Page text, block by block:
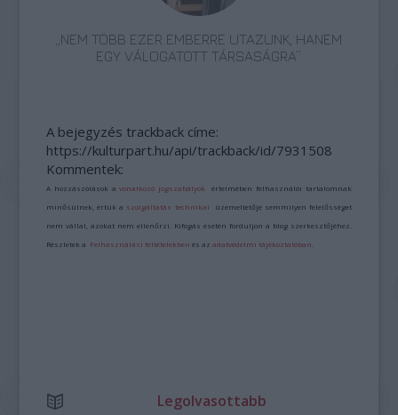
„NEM TÖBB EZER EMBERRE UTAZUNK, HANEM
EGY VÁLOGATOTT TÁRSASÁGRA”
A bejegyzés trackback címe:
https://kulturpart.hu/api/trackback/id/7931508
Kommentek:
A hozzászólások avonatkozó jogszabályok értelmében felhasználói tartalomnak
minősülnek, értük a szolgáltatás technikai üzemeltetője semmilyen felelősséget
nem vállal, azokat nem ellenőrzi. Kifogás esetén forduljon a blog szerkesztőjéhez.
Részletek a Felhasználási feltételekben és azadatvédelmi tájékoztatóban
Legolvasottabb